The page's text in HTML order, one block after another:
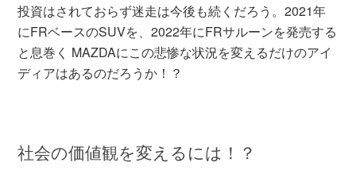
投資はされておらず迷走は今後も続くだろう。2021年
にFRベースのSUVを、2022年にFRサルーンを発売する
と息巻く MAZDAにこの悲惨な状況を変えるだけのアイ
ディアはあるのだろうか！？
社会の価値観を変えるには！？